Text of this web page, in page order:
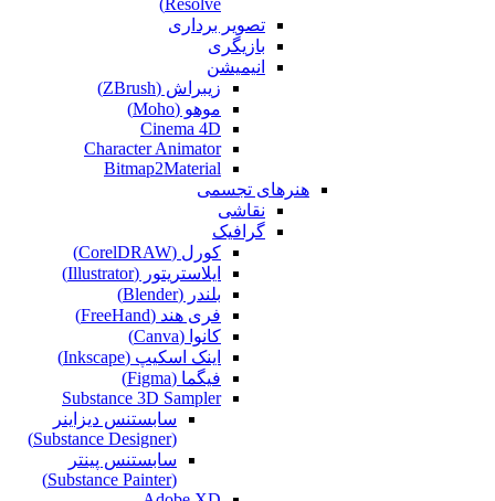
تصویر برداری
بازیگری
انیمیشن
زیبراش (ZBrush)
موهو (Moho)
Cinema 4D
Character Animator
Bitmap2Material
هنرهای تجسمی
نقاشی‌
گرافیک
کورل (CorelDRAW)
ایلاستریتور (Illustrator)
بلندر (Blender)
فری هند (FreeHand)
کانوا (Canva)
اینک اسکیپ (Inkscape)
فیگما (Figma‎)
Substance 3D Sampler
سابستنس دیزاینر
(Substance Designer)
سابستنس پینتر
(Substance Painter)